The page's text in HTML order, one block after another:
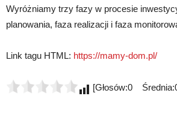
Wyróżniamy trzy fazy w procesie
planowania, faza realizacji i faza
Link tagu HTML: https://mamy-dom.pl/
[Głosów:0